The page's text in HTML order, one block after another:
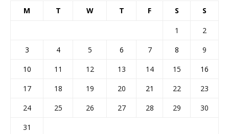
M T W T F S S
1
2
3
4 5 6 7 8
9
10
11 12 13 14 15
16
17
18 19 20 21 22
23
24
25 26 27 28 29
30
31